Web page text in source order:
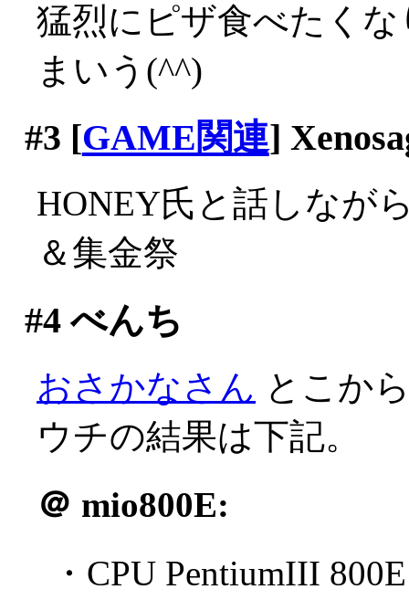
猛烈にピザ食べたく
まいう(^^)
#3 [GAME関連]
HONEY氏と話しなが
＆集金祭
#4べんち
おさかなさん とこか
ウチの結果は下記。
＠ mio800E:
・CPU PentiumIII 800E